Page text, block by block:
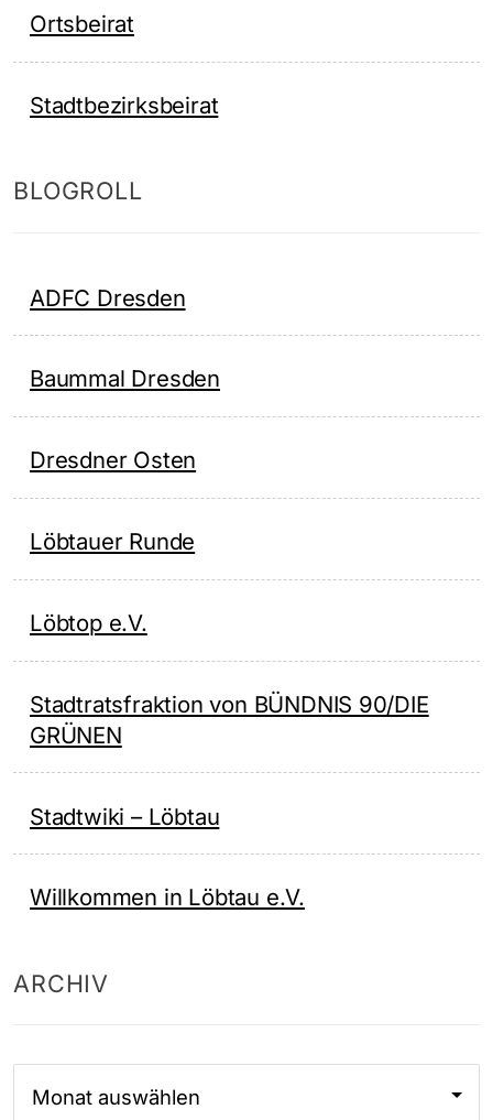
Ortsbeirat
Stadtbezirksbeirat
BLOGROLL
ADFC Dresden
Baummal Dresden
Dresdner Osten
Löbtauer Runde
Löbtop e.V.
Stadtratsfraktion von BÜNDNIS 90/DIE
GRÜNEN
Stadtwiki – Löbtau
Willkommen in Löbtau e.V.
ARCHIV